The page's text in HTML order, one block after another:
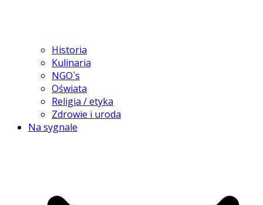
Historia
Kulinaria
NGO`s
Oświata
Religia / etyka
Zdrowie i uroda
Na sygnale